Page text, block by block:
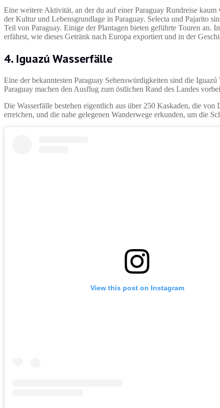
Eine weitere Aktivität, an der du auf einer Paraguay Rundreise
der Kultur und Lebensgrundlage in Paraguay. Selecta und Pajarito
Teil von Paraguay. Einige der Plantagen bieten geführte Touren an.
erfährst, wie dieses Getränk nach Europa exportiert und in der
4. Iguazú Wasserfälle
Eine der bekanntesten Paraguay Sehenswürdigkeiten sind die
Paraguay machen den Ausflug zum östlichen Rand des Landes
Die Wasserfälle bestehen eigentlich aus über 250 Kaskaden, die
erreichen, und die nahe gelegenen Wanderwege erkunden, um die
View this post on Instagram